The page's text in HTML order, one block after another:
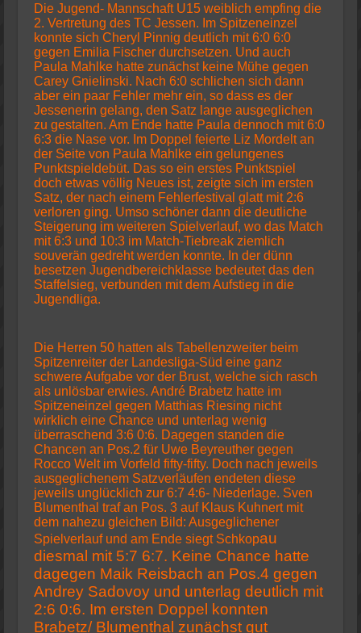
Die Jugend- Mannschaft U15 weiblich empfing die
2. Vertretung des TC Jessen. Im Spitzeneinzel
konnte sich Cheryl Pinnig deutlich mit 6:0 6:0
gegen Emilia Fischer durchsetzen. Und auch
Paula Mahlke hatte zunächst keine Mühe gegen
Carey Gnielinski. Nach 6:0 schlichen sich dann
aber ein paar Fehler mehr ein, so dass es der
Jessenerin gelang, den Satz lange ausgeglichen
zu gestalten. Am Ende hatte Paula dennoch mit 6:0
6:3 die Nase vor. Im Doppel feierte Liz Mordelt an
der Seite von Paula Mahlke ein gelungenes
Punktspieldebüt. Das so ein erstes Punktspiel
doch etwas völlig Neues ist, zeigte sich im ersten
Satz, der nach einem Fehlerfestival glatt mit 2:6
verloren ging. Umso schöner dann die deutliche
Steigerung im weiteren Spielverlauf, wo das Match
mit 6:3 und 10:3 im Match-Tiebreak ziemlich
souverän gedreht werden konnte. In der dünn
besetzen Jugendbereichklasse bedeutet das den
Staffelsieg, verbunden mit dem Aufstieg in die
Jugendliga.
Die Herren 50 hatten als Tabellenzweiter beim
Spitzenreiter der Landesliga-Süd eine ganz
schwere Aufgabe vor der Brust, welche sich rasch
als unlösbar erwies. André Brabetz hatte im
Spitzeneinzel gegen Matthias Riesing nicht
wirklich eine Chance und unterlag wenig
überraschend 3:6 0:6. Dagegen standen die
Chancen an Pos.2 für Uwe Beyreuther gegen
Rocco Welt im Vorfeld fifty-fifty. Doch nach jeweils
ausgeglichenem Satzverläufen endeten diese
jeweils unglücklich zur 6:7 4:6- Niederlage. Sven
Blumenthal traf an Pos. 3 auf Klaus Kuhnert mit
dem nahezu gleichen Bild: Ausgeglichener
Spielverlauf und am Ende siegt Schkopau
diesmal mit 5:7 6:7. Keine Chance hatte
dagegen Maik Reisbach an Pos.4 gegen
Andrey Sadovoy und unterlag deutlich mit
2:6 0:6. Im ersten Doppel konnten
Brabetz/ Blumenthal zunächst gut